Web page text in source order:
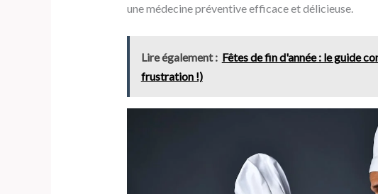
une médecine préventive efficace et délicieuse.
Lire également : Fêtes de fin d'année : le guide
frustration !)